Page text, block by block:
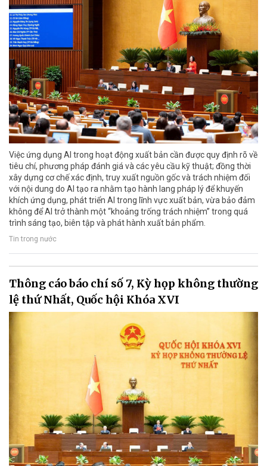
Việc ứng dụng AI trong hoạt động xuất bản cần được quy định rõ về
tiêu chí, phương pháp đánh giá và các yêu cầu kỹ thuật; đồng thời
xây dựng cơ chế xác định, truy xuất nguồn gốc và trách nhiệm đối
với nội dung do AI tạo ra nhằm tạo hành lang pháp lý để khuyến
khích ứng dụng, phát triển AI trong lĩnh vực xuất bản, vừa bảo đảm
không để AI trở thành một “khoảng trống trách nhiệm” trong quá
trình sáng tạo, biên tập và phát hành xuất bản phẩm.
Tin trong nước
Thông cáo báo chí số 7, Kỳ họp không thường
lệ thứ Nhất, Quốc hội Khóa XVI